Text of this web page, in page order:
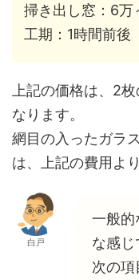
掃き出し窓：6万
工期：1時間前後
上記の価格は、2
なります。
網目の入ったガラ
は、上記の費用よ
白戸
一般的
な感じ
次の